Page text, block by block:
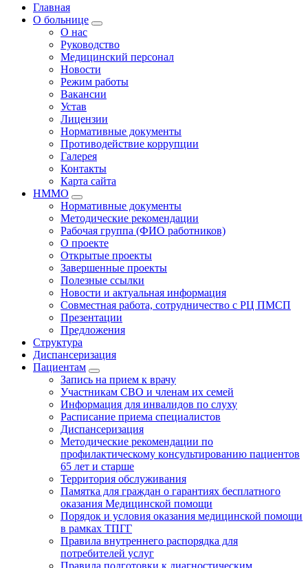
Главная
О больнице
О нас
Руководство
Медицинский персонал
Новости
Режим работы
Вакансии
Устав
Лицензии
Нормативные документы
Противодействие коррупции
Галерея
Контакты
Карта сайта
НММО
Нормативные документы
Методические рекомендации
Рабочая группа (ФИО работников)
О проекте
Открытые проекты
Завершенные проекты
Полезные ссылки
Новости и актуальная информация
Совместная работа, сотрудничество с РЦ ПМСП
Презентации
Предложения
Структура
Диспансеризация
Пациентам
Запись на прием к врачу
Участникам СВО и членам их семей
Информация для инвалидов по слуху
Расписание приема специалистов
Диспансеризация
Методические рекомендации по
профилактическому консультированию пациентов
65 лет и старше
Территория обслуживания
Памятка для граждан о гарантиях бесплатного
оказания Медицинской помощи
Порядок и условия оказания медицинской помощи
в рамках ТПГГ
Правила внутреннего распорядка для
потребителей услуг
Правила подготовки к диагностическим